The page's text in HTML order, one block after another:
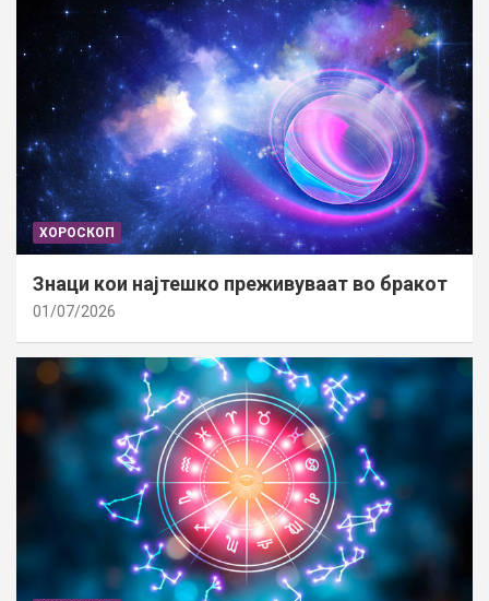
ХОРОСКОП
Знаци кои најтешко преживуваат во бракот
01/07/2026